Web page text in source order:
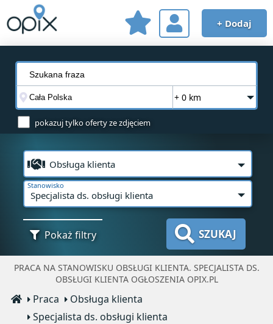
+ Dodaj
+ 0 km
pokazuj tylko oferty ze zdjęciem
Obsługa klienta
Specjalista ds. obsługi klienta
Stanowisko
Pokaż filtry SZUKAJ
PRACA NA STANOWISKU OBSŁUGI KLIENTA. SPECJALISTA DS.
OBSŁUGI KLIENTA OGŁOSZENIA OPIX.PL
Praca
Obsługa klienta
Specjalista ds. obsługi klienta